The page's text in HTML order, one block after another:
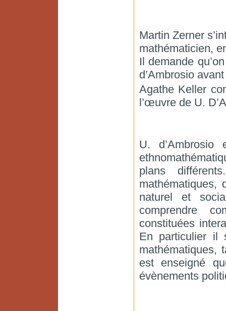
Martin Zerner
mathématicien,
Il demande
d’Ambrosio
Agathe Keller
l’œuvre de U.
U.
plans
naturel et
comprendre
constituées
En particulier il
mathématiques,
est enseigné
évènements